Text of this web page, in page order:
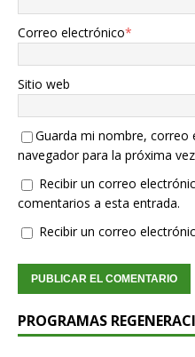
Correo electrónico*
Sitio web
Guarda mi nombre, correo
navegador para la próxima
Recibir un correo
comentarios a esta entrada.
Recibir un correo
PROGRAMAS